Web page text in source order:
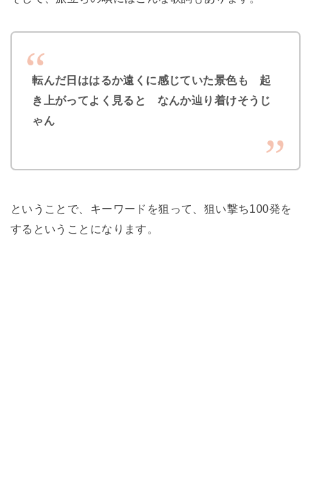
転んだ日ははるか遠くに感じていた景色も 起
き上がってよく見ると なんか辿り着けそうじ
ゃん
ということで、キーワードを狙って、狙い撃ち100発を
するということになります。